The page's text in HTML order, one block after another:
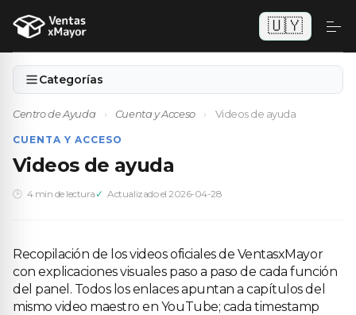
🇺🇾
Categorías
Centro de Ayuda › Cuenta y Acceso › Videos de ayuda
CUENTA Y ACCESO
Videos de ayuda
4 min de lectura Actualizado el 2026-04-28
Recopilación de los videos oficiales de VentasxMayor
con explicaciones visuales paso a paso de cada función
del panel. Todos los enlaces apuntan a capítulos del
mismo video maestro en YouTube; cada timestamp